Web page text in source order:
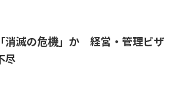
消滅の危機」か 経営・管理ビザ
尽